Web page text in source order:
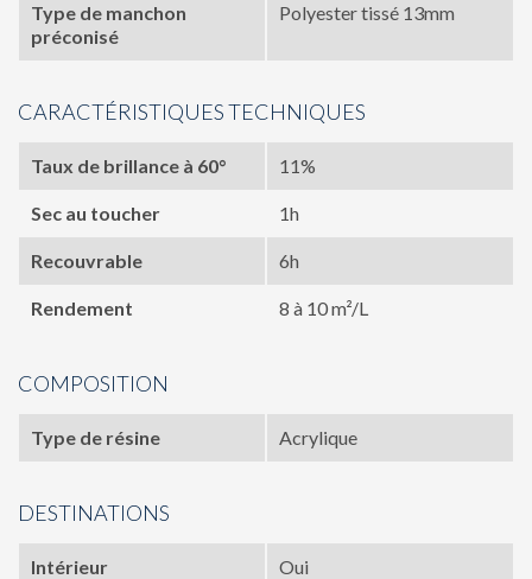
Type de manchon
préconisé
Polyester tissé 13mm
CARACTÉRISTIQUES TECHNIQUES
Taux de brillance à 60° 11%
Sec au toucher 1h
Recouvrable 6h
Rendement 8 à 10 m²/L
COMPOSITION
Type de résine Acrylique
DESTINATIONS
Intérieur Oui